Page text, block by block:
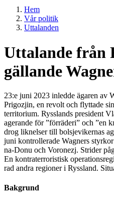
Hem
Vår politik
Uttalanden
Uttalande från
gällande
23:e juni 2023 inledde ägaren av
Prigozjin, en revolt och flyttade
territorium. Rysslands president
agerande för ”förräderi” och ”en
drog liknelser till bolsjevikernas
juni kontrollerade Wagners
na-Donu och Voronezj. Strider
En kontraterroristisk
rad andra regioner i Ryssland.
Bakgrund